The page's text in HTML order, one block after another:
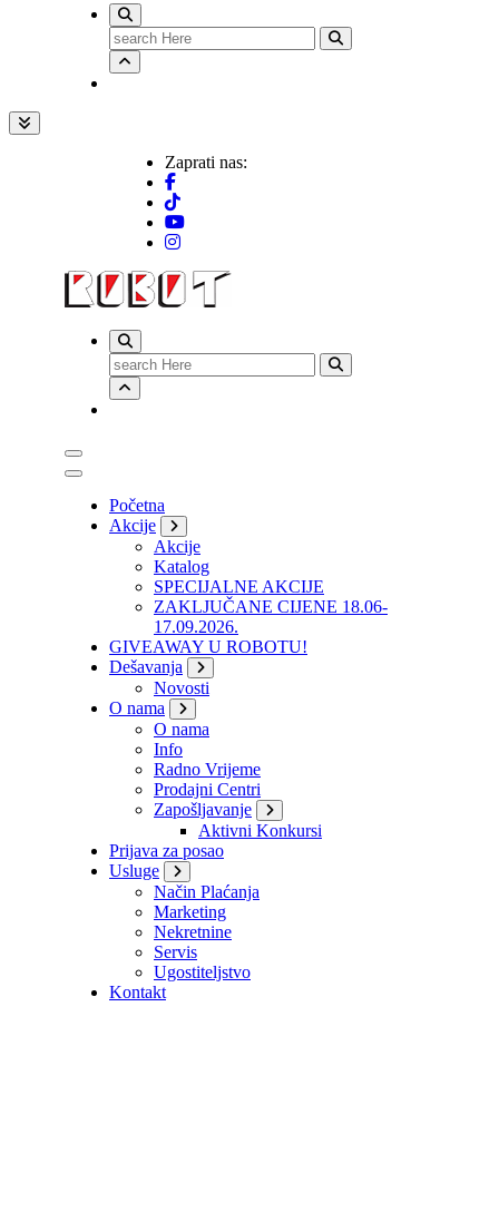
Search
for:
Zaprati nas:
Search
for:
Početna
Akcije
Akcije
Katalog
SPECIJALNE AKCIJE
ZAKLJUČANE CIJENE 18.06-
17.09.2026.
GIVEAWAY U ROBOTU!
Dešavanja
Novosti
O nama
O nama
Info
Radno Vrijeme
Prodajni Centri
Zapošljavanje
Aktivni Konkursi
Prijava za posao
Usluge
Način Plaćanja
Marketing
Nekretnine
Servis
Ugostiteljstvo
Kontakt